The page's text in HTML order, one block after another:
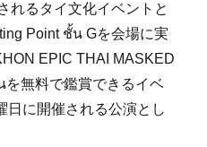
れるタイ文化イベントと
Point ชั้น Gを会場に実
EPIC THAI MASKED
無料で鑑賞できるイベ
日に開催される公演とし